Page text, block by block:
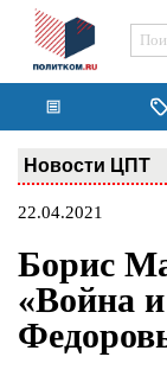
Новости ЦПТ
22.04.2021
Борис
«Война